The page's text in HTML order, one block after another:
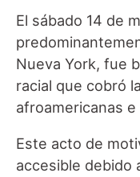
El sábado 14 de
Nueva York, fue
racial que cobró
afroamericanas
Este acto de
accesible debido